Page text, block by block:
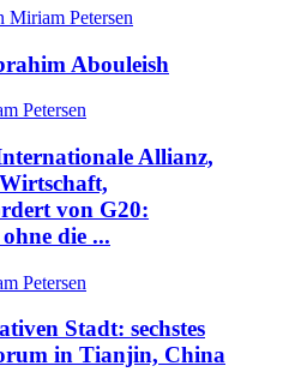
Miriam Petersen
Abouleish
Petersen
Allianz,
von G20:
die ...
Petersen
Stadt: sechstes
in Tianjin, China